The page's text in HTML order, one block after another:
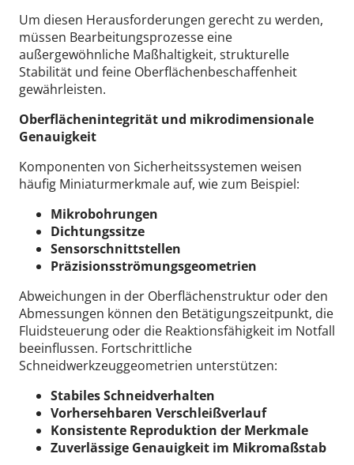
Um diesen Herausforderungen gerecht zu werden,
müssen Bearbeitungsprozesse eine
außergewöhnliche Maßhaltigkeit, strukturelle
Stabilität und feine Oberflächenbeschaffenheit
gewährleisten.
Oberflächenintegrität und mikrodimensionale
Genauigkeit
Komponenten von Sicherheitssystemen weisen
häufig Miniaturmerkmale auf, wie zum Beispiel:
Mikrobohrungen
Dichtungssitze
Sensorschnittstellen
Präzisionsströmungsgeometrien
Abweichungen in der Oberflächenstruktur oder den
Abmessungen können den Betätigungszeitpunkt, die
Fluidsteuerung oder die Reaktionsfähigkeit im Notfall
beeinflussen. Fortschrittliche
Schneidwerkzeuggeometrien unterstützen:
Stabiles Schneidverhalten
Vorhersehbaren Verschleißverlauf
Konsistente Reproduktion der Merkmale
Zuverlässige Genauigkeit im Mikromaßstab